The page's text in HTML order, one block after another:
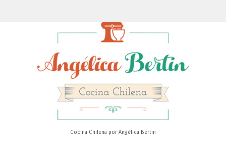
Cocina Chilena por Angélica Bertin